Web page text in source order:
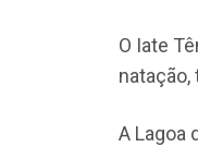
O Iate
natação,
A Lagoa